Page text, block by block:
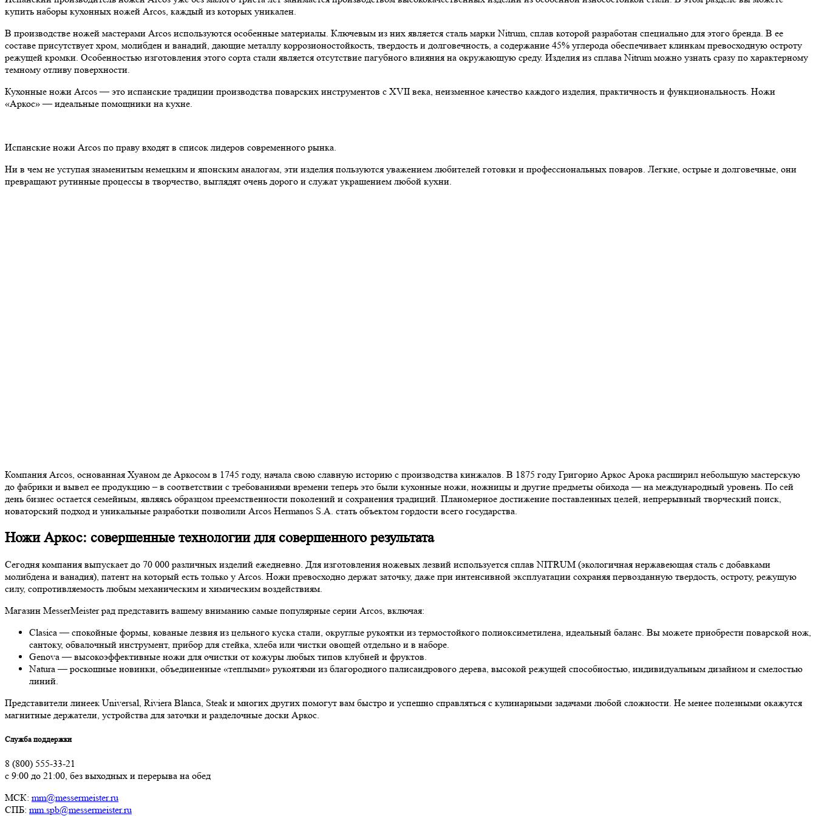
купить наборы кухонных ножей Arcos, каждый из которых уникален.
В производстве ножей мастерами Arcos используются особенные материалы. Ключевым из них является сталь марки Nitrum, сплав которой разработан специально для этого бренда. В ее
составе присутствует хром, молибден и ванадий, дающие металлу коррозионостойкость, твердость и долговечность, а содержание 45% углерода обеспечивает клинкам превосходную остроту
режущей кромки. Особенностью изготовления этого сорта стали является отсутствие пагубного влияния на окружающую среду. Изделия из сплава Nitrum можно узнать сразу по характерному
темному отливу поверхности.
Кухонные ножи Arcos — это испанские традиции производства поварских инструментов с XVII века, неизменное качество каждого изделия, практичность и функциональность. Ножи
«Аркос» — идеальные помощники на кухне.
Испанские ножи Arcos по праву входят в список лидеров современного рынка.
Ни в чем не уступая знаменитым немецким и японским аналогам, эти изделия пользуются уважением любителей готовки и профессиональных поваров. Легкие, острые и долговечные, они
превращают рутинные процессы в творчество, выглядят очень дорого и служат украшением любой кухни.
Компания Arcos, основанная Хуаном де Аркосом в 1745 году, начала свою славную историю с производства кинжалов. В 1875 году Григорио Аркос Арока расширил небольшую мастерскую
до фабрики и вывел ее продукцию – в соответствии с требованиями времени теперь это были кухонные ножи, ножницы и другие предметы обихода — на международный уровень. По сей
день бизнес остается семейным, являясь образцом преемственности поколений и сохранения традиций. Планомерное достижение поставленных целей, непрерывный творческий поиск,
новаторский подход и уникальные разработки позволили Arcos Hermanos S.A. стать объектом гордости всего государства.
Ножи Аркос: совершенные технологии для совершенного результата
Сегодня компания выпускает до 70 000 различных изделий ежедневно. Для изготовления ножевых лезвий используется сплав NITRUM (экологичная нержавеющая сталь с добавками
молибдена и ванадия), патент на который есть только у Arcos. Ножи превосходно держат заточку, даже при интенсивной эксплуатации сохраняя первозданную твердость, остроту, режущую
силу, сопротивляемость любым механическим и химическим воздействиям.
Магазин MesserMeister рад представить вашему вниманию самые популярные серии Arcos, включая:
Clasica — спокойные формы, кованые лезвия из цельного куска стали, округлые рукоятки из термостойкого полиоксиметилена, идеальный баланс. Вы можете приобрести поварской нож,
сантоку, обвалочный инструмент, прибор для стейка, хлеба или чистки овощей отдельно и в наборе.
Genova — высокоэффективные ножи для очистки от кожуры любых типов клубней и фруктов.
Natura — роскошные новинки, объединенные «теплыми» рукоятями из благородного палисандрового дерева, высокой режущей способностью, индивидуальным дизайном и смелостью
линий.
Представители линеек Universal, Riviera Blanca, Steak и многих других помогут вам быстро и успешно справляться с кулинарными задачами любой сложности. Не менее полезными окажутся
магнитные держатели, устройства для заточки и разделочные доски Аркос.
Служба поддержки
8 (800) 555-33-21
с 9:00 до 21:00, без выходных и перерыва на обед
МСК: mm@messermeister.ru
СПБ: mm.spb@messermeister.ru